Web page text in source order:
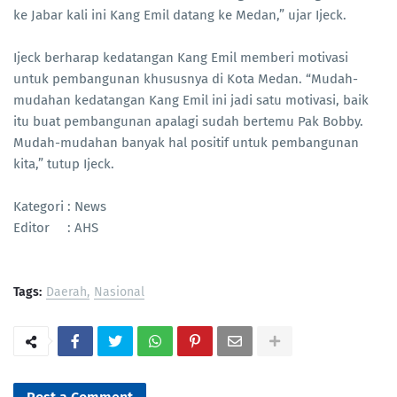
ke Jabar kali ini Kang Emil datang ke Medan,” ujar Ijeck.
Ijeck berharap kedatangan Kang Emil memberi motivasi
untuk pembangunan khususnya di Kota Medan. “Mudah-
mudahan kedatangan Kang Emil ini jadi satu motivasi, baik
itu buat pembangunan apalagi sudah bertemu Pak Bobby.
Mudah-mudahan banyak hal positif untuk pembangunan
kita,” tutup Ijeck.
Kategori : News
Editor : AHS
Tags: Daerah Nasional